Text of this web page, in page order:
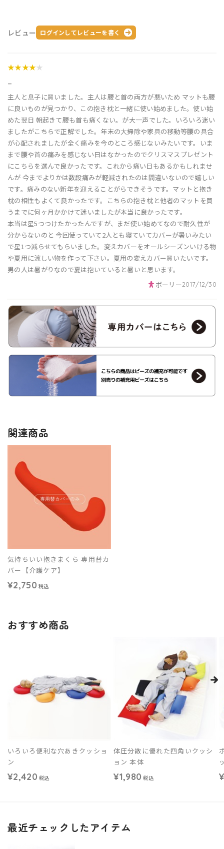
レビュー ログインしてレビューを書く
★★★★★
主人と息子に買いました。主人は腰と首の両方が悪いため マットも腰
に良いものが見つかり、この抱き枕と一緒に使い始めました。使い始
めた翌日 朝起きて腰も首も痛くない。が大一声でした。いろいろ迷い
ましたがこちらで正解でした。年末の大掃除や家具の移動等腰の具合
が心配されましたが全く痛みを今のところ感じないみたいです。いま
まで腰や首の痛みを感じない日はなかったのでクリスマスプレゼント
にこちらを選んで良かったです。これから痛い日もあるかもしれませ
んが 今までよりかは数段痛みが軽減されたのは間違いないので嬉しい
です。痛みのない新年を迎えることがらできそうです。マットと抱き
枕の相性もよくて良かったです。こちらの抱き枕と他者のマットを買
うまでに何ヶ月かかけて迷いましたが本当に良かったです。
本当は星5つつけたかったんですが、まだ使い始めてなので耐久性が
分からないのと 今回使っていて2人とも寝ていてカバーが暑いみたい
で星1つ減らせてもらいました。変えカバーをオールシーズンいける物
や夏用に涼しい物を作って下さい。夏用の変えカバー買いたいです。
男の人は暑がりなので夏は抱いていると暑いと思います。
ボーリー2017/12/30
関連商品
気持ちいい抱きまくら 専用替カ
バー【介護ケア】
¥2,750 税込
おすすめ商品
いろいろ便利な穴あきクッショ
ン
¥2,420 税込
体圧分散に優れた四角いクッシ
ョン 本体
¥1,980 税込
最近チェックしたアイテム